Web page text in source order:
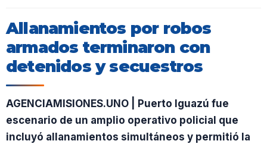
Allanamientos por robos
armados terminaron con
detenidos y secuestros
AGENCIAMISIONES.UNO | Puerto Iguazú fue
escenario de un amplio operativo policial que
incluyó allanamientos simultáneos y permitió la